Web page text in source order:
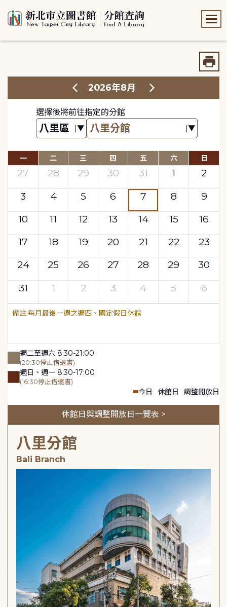
2026年8月
選擇後將前往指定的分館
一 二 三 四 五 六 日
27 28 29 30 31 1
2
3
4 5 6 7 8
9
10
11 12 13 14 15
16
17
18 19 20 21 22
23
24
25 26 27 28 29
30
31
1 2 3 4 5 6
每月最後一週之週四、國定假日休館
週二至週六 8:30-21:00
(20:30停止借還書)
週日、週一 8:30-17:00
(16:30停止借還書)
今日 休館日 調整開放日
休館日與調整開放日一覽表 >
八里分館
Bali Branch